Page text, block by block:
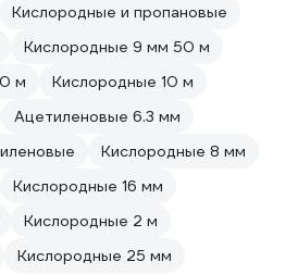
Кислородные и пропановые
Кислородные 9 мм 50 м
м
Кислородные 10 м
Ацетиленовые 6.3 мм
Кислородные 8 мм
Кислородные 16 мм
Кислородные 2 м
Кислородные 25 мм